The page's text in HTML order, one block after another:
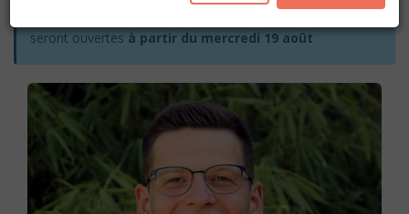
Les inscriptions pour l'année académique 2026-2027
seront ouvertes à partir du mercredi 19 août